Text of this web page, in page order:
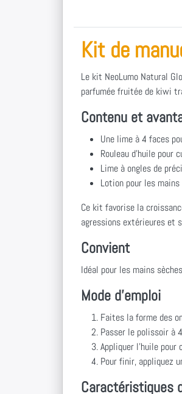
Kit de
Le kit NeoLumo Natural
parfumée fruitée de kiwi
Contenu et
Une lime à 4 faces
Rouleau d'huile pour
Lime à ongles de
Lotion pour les
Ce kit favorise la
agressions extérieures et
Convient
Idéal pour les mains
Mode d'emploi
Faites la forme des
Passer le polissoir à
Appliquer l'huile
Pour finir, appliquez
Caractéristiques